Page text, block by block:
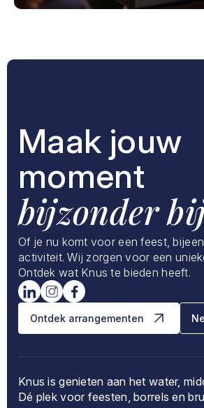
Maak jouw
moment
bijzonder
Of je nu komt voor een feest,
activiteit. Wij zorgen voor een
Ontdek wat Knus te bieden heeft.
Ontdek arrangementen
Knus is genieten aan het water,
Dé plek voor feesten, borrels en